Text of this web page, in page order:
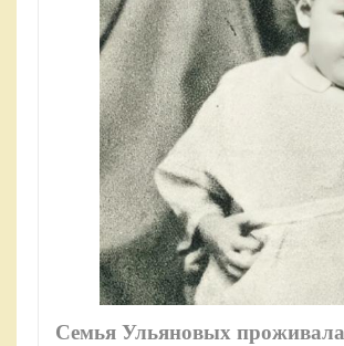
Семья Ульяновых проживала